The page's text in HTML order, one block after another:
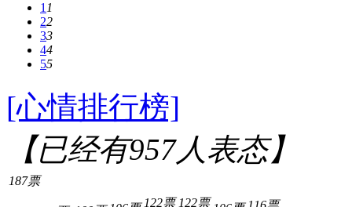
11
22
33
44
55
[心情排行榜]
【已经有957人表态】
187票
122票 122票